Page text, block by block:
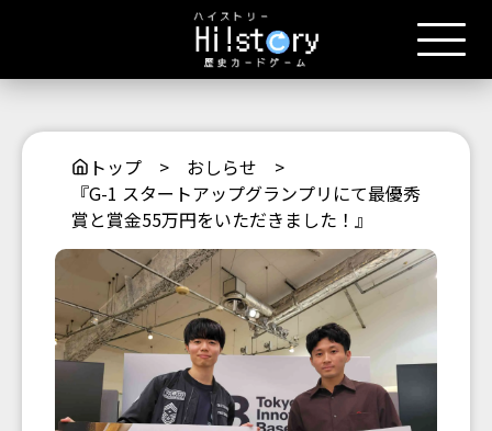
トップ > おしらせ >
『G-1 スタートアップグランプリにて最優秀
賞と賞金55万円をいただきました！』